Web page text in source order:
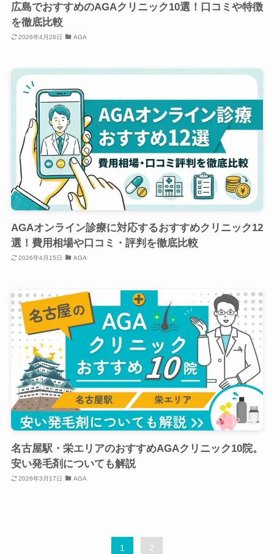
広島でおすすめのAGAクリニック10選！口コミや特徴
を徹底比較
2026年4月28日 AGA
AGAオンライン診療に対応するおすすめクリニック12
選！費用相場や口コミ・評判を徹底比較
2026年4月15日 AGA
名古屋駅・栄エリアのおすすめAGAクリニック10院。
安い発毛剤についても解説
2026年3月17日 AGA
1 2